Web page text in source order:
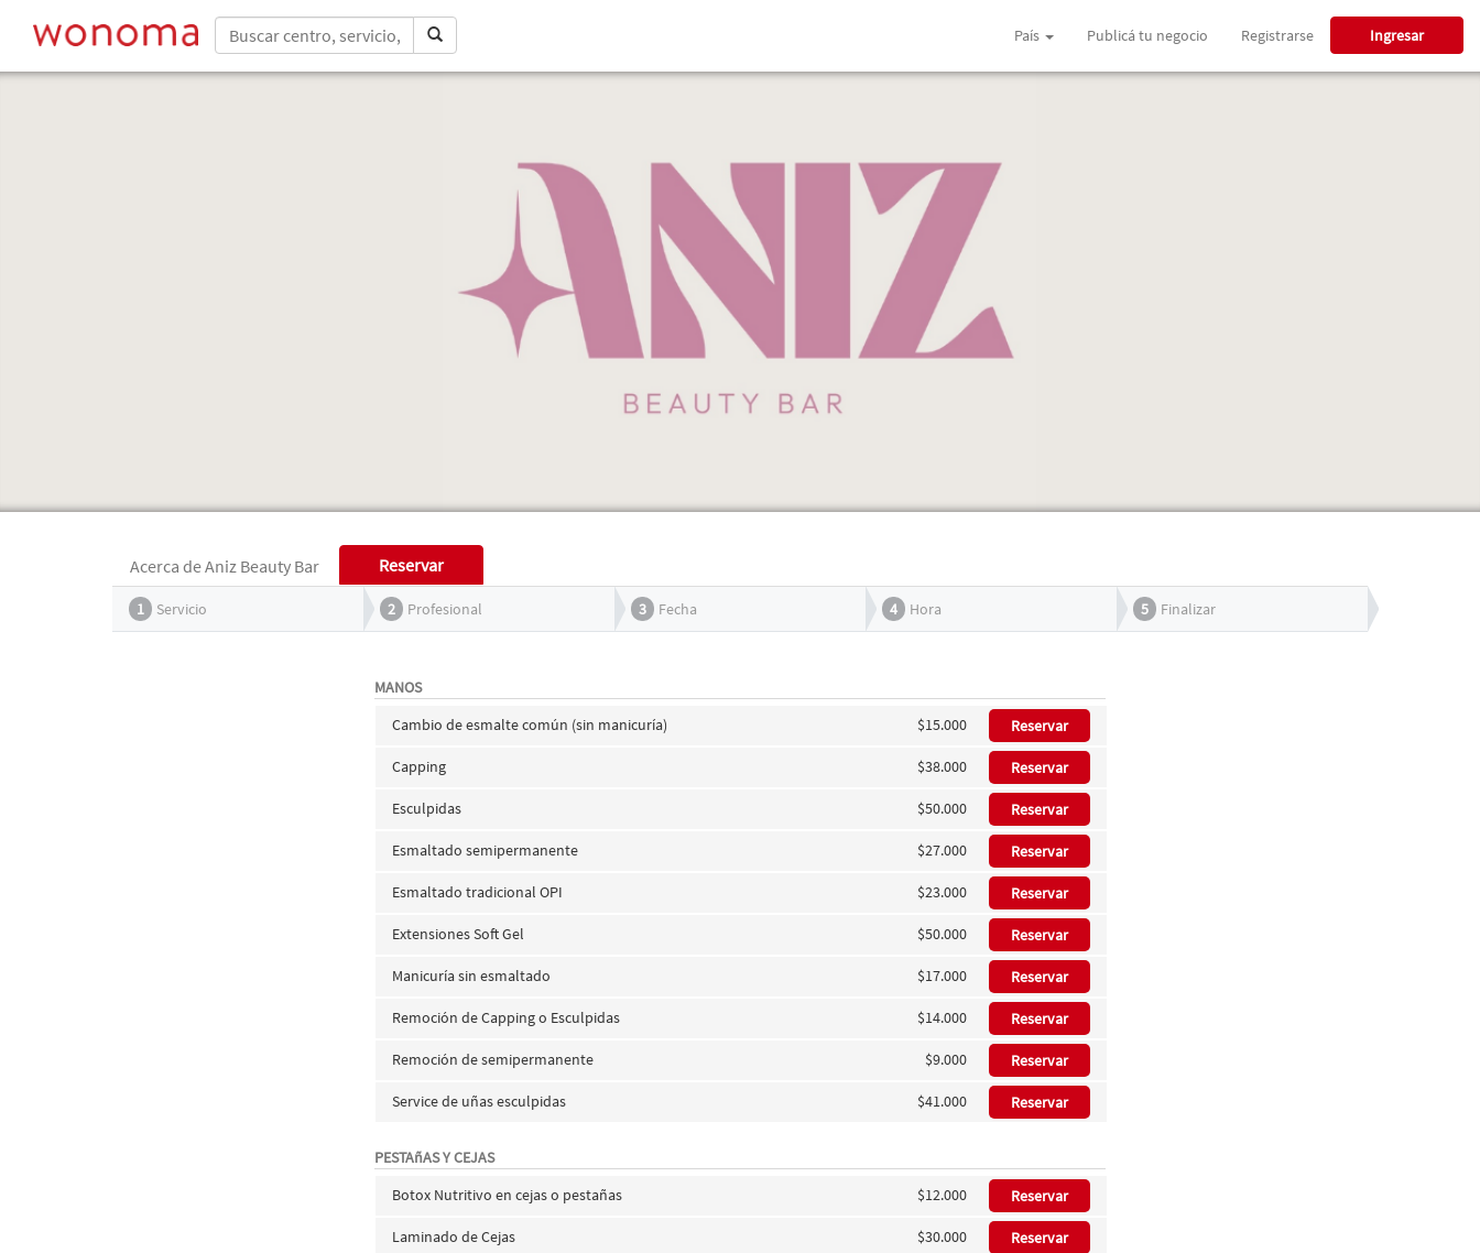
País Publicá tu negocio Registrarse Ingresar
Acerca de Aniz Beauty Bar Reservar
1 Servicio 2 Profesional 3 Fecha 4 Hora 5 Finalizar
MANOS
Cambio de esmalte común (sin manicuría)
$15.000 Reservar
Capping $38.000 Reservar
Esculpidas $50.000 Reservar
Esmaltado semipermanente $27.000 Reservar
Esmaltado tradicional OPI $23.000 Reservar
Extensiones Soft Gel $50.000 Reservar
Manicuría sin esmaltado $17.000 Reservar
Remoción de Capping o Esculpidas $14.000 Reservar
Remoción de semipermanente $9.000 Reservar
Service de uñas esculpidas $41.000 Reservar
PESTAñAS Y CEJAS
Botox Nutritivo en cejas o pestañas
$12.000 Reservar
Laminado de Cejas $30.000 Reservar